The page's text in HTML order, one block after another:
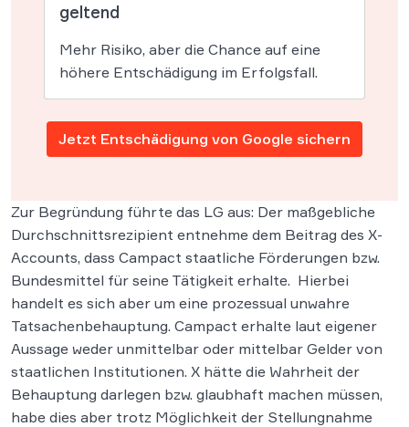
geltend
Mehr Risiko, aber die Chance auf eine
höhere Entschädigung im Erfolgsfall.
Jetzt Entschädigung von Google sichern
Zur Begründung führte das LG aus: Der maßgebliche
Durchschnittsrezipient entnehme dem Beitrag des X-
Accounts, dass Campact staatliche Förderungen bzw.
Bundesmittel für seine Tätigkeit erhalte. Hierbei
handelt es sich aber um eine prozessual unwahre
Tatsachenbehauptung. Campact erhalte laut eigener
Aussage weder unmittelbar oder mittelbar Gelder von
staatlichen Institutionen. X hätte die Wahrheit der
Behauptung darlegen bzw. glaubhaft machen müssen,
habe dies aber trotz Möglichkeit der Stellungnahme